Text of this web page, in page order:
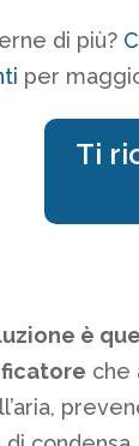
di più?
per
Ti
è
che